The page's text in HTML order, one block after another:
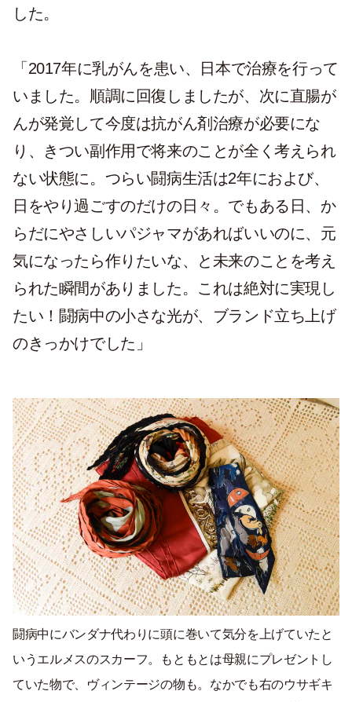
した。
「2017年に乳がんを患い、日本で治療を行って
いました。順調に回復しましたが、次に直腸が
んが発覚して今度は抗がん剤治療が必要にな
り、きつい副作用で将来のことが全く考えられ
ない状態に。つらい闘病生活は2年におよび、
日をやり過ごすのだけの日々。でもある日、か
らだにやさしいパジャマがあればいいのに、元
気になったら作りたいな、と未来のことを考え
られた瞬間がありました。これは絶対に実現し
たい！闘病中の小さな光が、ブランド立ち上げ
のきっかけでした」
闘病中にバンダナ代わりに頭に巻いて気分を上げていたと
いうエルメスのスカーフ。もともとは母親にプレゼントし
ていた物で、ヴィンテージの物も。なかでも右のウサギキ